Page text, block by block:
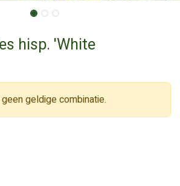
hisp. 'White
geldige combinatie.